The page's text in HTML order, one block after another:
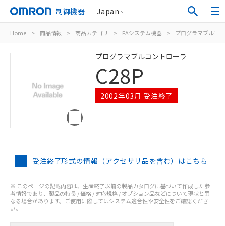
制御機器 Japan
Home > 商品情報 > 商品カテゴリ > FAシステム機器 > プログラマブルコ
プログラマブルコントローラ
C28P
2002年03月 受注終了
受注終了形式の情報（アクセサリ品を含む）はこちら
※ このページの記載内容は、生産終了以前の製品カタログに基づいて作成した参
考情報であり、製品の特長 / 価格 / 対応規格 / オプション品などについて現状と異
なる場合があります。ご使用に際してはシステム適合性や安全性をご確認くださ
い。